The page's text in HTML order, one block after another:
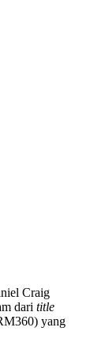
Craig
dari title
yang